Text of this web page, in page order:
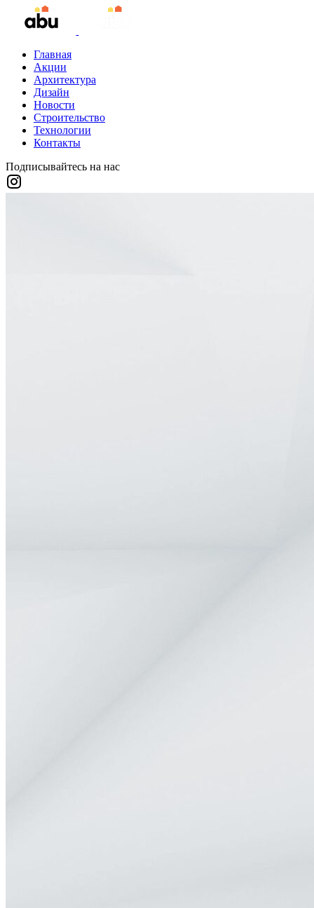
Главная
Акции
Архитектура
Дизайн
Новости
Строительство
Технологии
Контакты
Подписывайтесь на нас